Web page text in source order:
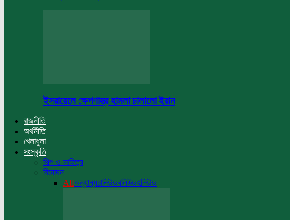
ইসরায়েলে ক্ষেপণাস্ত্র হামলা চালালো ইরান
রাজনীতি
অর্থনীতি
খেলাধুলা
সংস্কৃতি
শিল্প ও সাহিত্য
বিনোদন
Allঅন্যান্যঢালিউডবলিউডহলিউড